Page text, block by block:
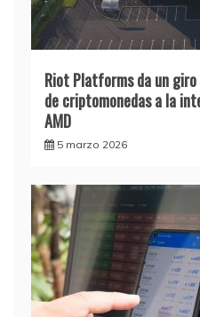
Riot Platforms da un
de criptomonedas a la
AMD
5 marzo 2026